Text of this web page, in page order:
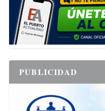
PUBLICIDAD